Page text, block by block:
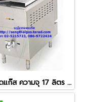
หม้อทอดแก๊ส ความจุ 17 ลิตร ควบคุมอุณหภูมิได้